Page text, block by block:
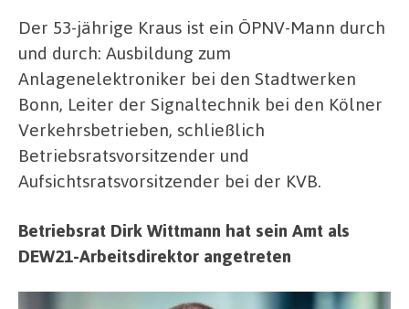
Der 53-jährige Kraus ist ein ÖPNV-Mann durch
und durch: Ausbildung zum
Anlagenelektroniker bei den Stadtwerken
Bonn, Leiter der Signaltechnik bei den Kölner
Verkehrsbetrieben, schließlich
Betriebsratsvorsitzender und
Aufsichtsratsvorsitzender bei der KVB.
Betriebsrat Dirk Wittmann hat sein Amt als
DEW21-Arbeitsdirektor angetreten